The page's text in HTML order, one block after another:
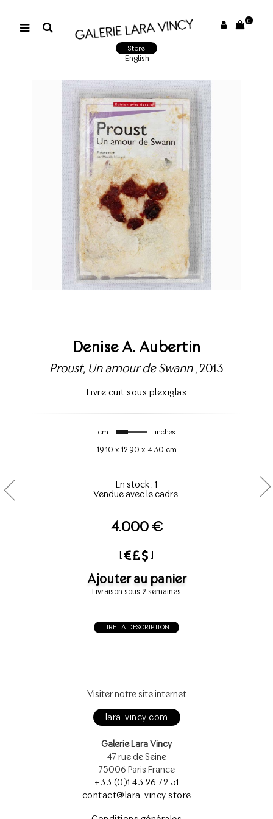
0
Store
English
Denise A. Aubertin
Proust, Un amour de Swann, 2013
Livre cuit sous plexiglas
cm inches
19.10 x 12.90 x 4.30 cm
En stock : 1
Vendueavecle cadre.
4.000 €
[ ]
Ajouter au panier
Livraison sous 2 semaines
LIRE LA DESCRIPTION
Visiter notre site internet
lara-vincy.com
Galerie Lara Vincy
47 rue de Seine
75006 Paris France
+33 (0)1 43 26 72 51
contact@lara-vincy.store